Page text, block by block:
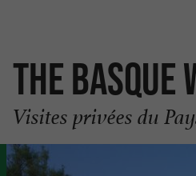
The Basque
Visites privées du